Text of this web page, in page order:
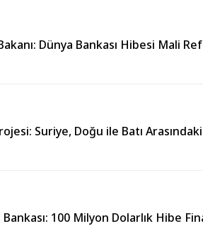
Dünya Bankası Hibesi Mali
Suriye, Doğu ile Batı
100 Milyon Dolarlık Hibe